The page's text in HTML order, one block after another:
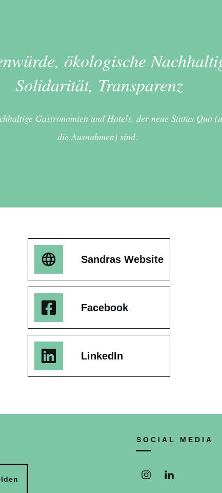
ökologische
Solidarität, Transparenz
Gastronomien und Hotels, der neue Status Quo
die Ausnahmen) sind.
Sandras Website
Facebook
LinkedIn
SOCIAL MEDIA